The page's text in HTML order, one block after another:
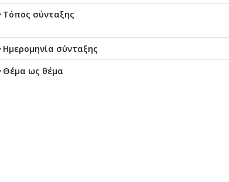
Τόπος σύνταξης
Ημερομηνία σύνταξης
Θέμα ως θέμα